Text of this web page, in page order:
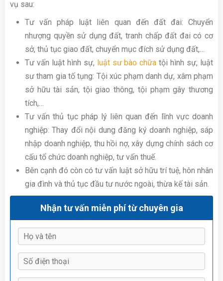
vụ sau:
Tư vấn pháp luật liên quan đến đất đai: Chuyển
nhượng quyền sử dụng đất, tranh chấp đất đai có cơ
sở, thủ tục giao đất, chuyển mục đích sử dụng đất,…
Tư vấn luật hình sự, luật sư bào chữa tội hình sự, luật
sư tham gia tố tụng: Tội xúc phạm danh dự, xâm phạm
sở hữu tài sản, tội giao thông, tội phạm gây thương
tích,…
Tư vấn thủ tục pháp lý liên quan đến lĩnh vực doanh
nghiệp: Thay đổi nội dung đăng ký doanh nghiệp, sáp
nhập doanh nghiệp, thu hồi nợ, xây dựng chính sách cơ
cấu tổ chức doanh nghiệp, tư vấn thuế.
Bên cạnh đó còn có tư vấn luật sở hữu trí tuệ, hôn nhân
gia đình và thủ tục đầu tư nước ngoài, thừa kế tài sản.
Nhận tư vấn miễn phí từ chuyên gia